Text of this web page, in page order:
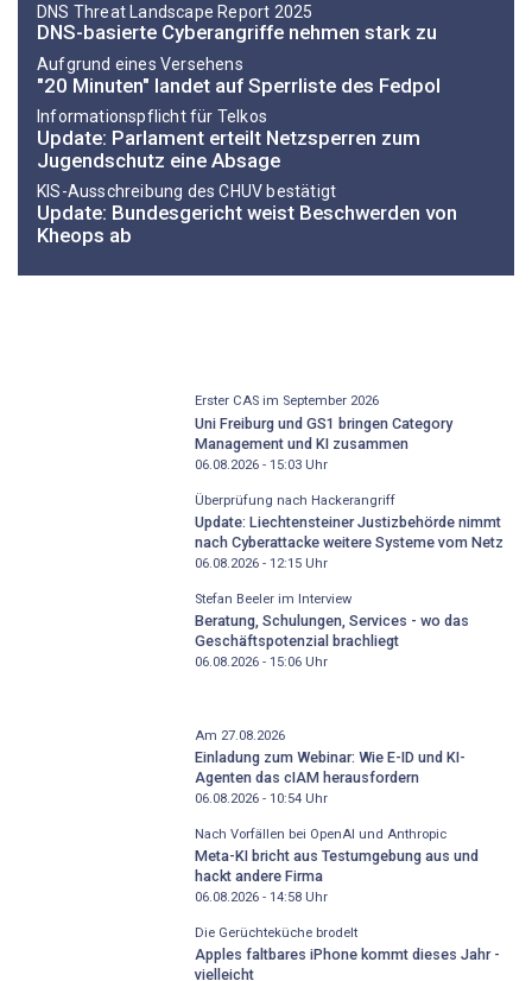
DNS Threat Landscape Report 2025
DNS-basierte Cyberangriffe nehmen stark zu
Aufgrund eines Versehens
"20 Minuten" landet auf Sperrliste des Fedpol
Informationspflicht für Telkos
Update: Parlament erteilt Netzsperren zum
Jugendschutz eine Absage
KIS-Ausschreibung des CHUV bestätigt
Update: Bundesgericht weist Beschwerden von
Kheops ab
Erster CAS im September 2026
Uni Freiburg und GS1 bringen Category
Management und KI zusammen
06.08.2026 - 15:03Uhr
Überprüfung nach Hackerangriff
Update: Liechtensteiner Justizbehörde nimmt
nach Cyberattacke weitere Systeme vom Netz
06.08.2026 - 12:15Uhr
Stefan Beeler im Interview
Beratung, Schulungen, Services - wo das
Geschäftspotenzial brachliegt
06.08.2026 - 15:06Uhr
Am 27.08.2026
Einladung zum Webinar: Wie E-ID und KI-
Agenten das cIAM herausfordern
06.08.2026 - 10:54Uhr
Nach Vorfällen bei OpenAI und Anthropic
Meta-KI bricht aus Testumgebung aus und
hackt andere Firma
06.08.2026 - 14:58Uhr
Die Gerüchteküche brodelt
Apples faltbares iPhone kommt dieses Jahr -
vielleicht